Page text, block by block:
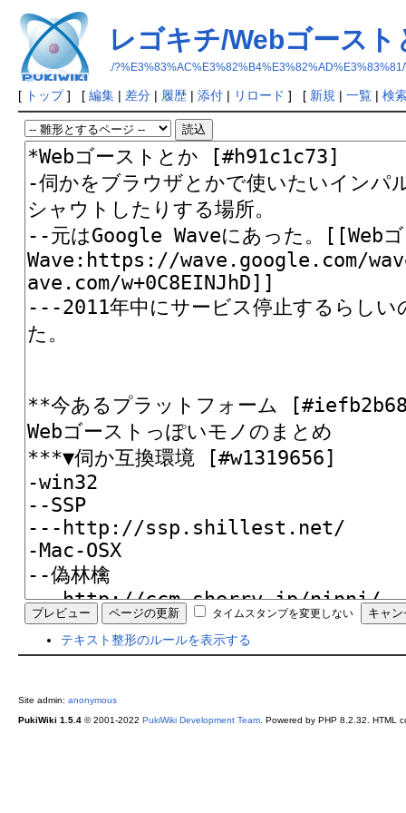
レゴキチ/Webゴースト
./
[ トップ] [ 編集| 差分| 履歴| 添付| リロード ] [ 新規 | 一覧| 検
タイムスタンプを変更しない
テキスト整形のルールを表示する
Site admin: anonymous
PukiWiki 1.5.4© 2001-2022 PukiWiki Development Team. Powered by PHP 8.2.32. HTML